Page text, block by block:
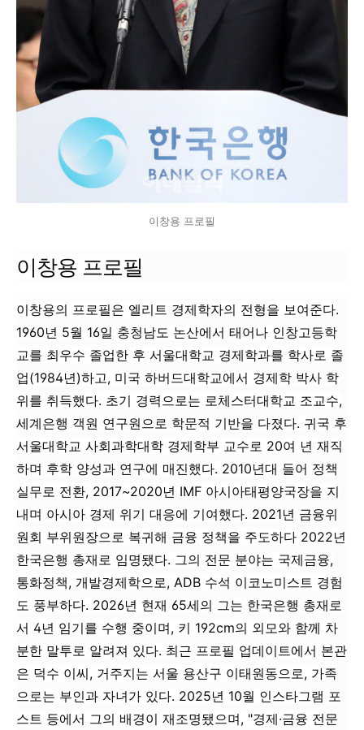
이창용 프로필
이창용 프로필
이창용의 프로필은 엘리트 경제학자의 전형을 보여준다.
1960년 5월 16일 충청남도 논산에서 태어나 인창고등학
교를 최우수 졸업한 후 서울대학교 경제학과를 학사로 졸
업(1984년)하고, 미국 하버드대학교에서 경제학 박사 학
위를 취득했다. 초기 경력으로는 로체스터대학교 조교수,
세계은행 객원 연구원으로 학문적 기반을 다졌다. 귀국 후
서울대학교 사회과학대학 경제학부 교수로 20여 년 재직
하며 후학 양성과 연구에 매진했다. 2010년대 들어 정책
실무로 전환, 2017~2020년 IMF 아시아태평양국장을 지
내며 아시아 경제 위기 대응에 기여했다. 2021년 금융위
원회 부위원장으로 복귀해 금융 정책을 주도하다 2022년
한국은행 총재로 임명됐다. 그의 전문 분야는 국제금융,
통화정책, 개발경제학으로, ADB 수석 이코노미스트 경험
도 풍부하다. 2026년 현재 65세의 그는 한국은행 총재로
서 4년 임기를 수행 중이며, 키 192cm의 외모와 함께 차
분한 말투로 알려져 있다. 최근 프로필 업데이트에서 본관
은 덕수 이씨, 거주지는 서울 용산구 이태원동으로, 가족
으로는 부인과 자녀가 있다. 2025년 10월 인스타그램 포
스트 등에서 그의 배경이 재조명됐으며, "경제·금융 전문